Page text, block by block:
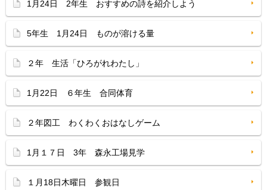
1月24日 2年生 おすすめの詩を紹介しよう
5年生 1月24日 ものが溶ける量
２年 生活「ひろがれわたし」
1月22日 ６年生 合同体育
２年図工 わくわくおはなしゲーム
1月１７日 3年 森永工場見学
１月18日木曜日 参観日